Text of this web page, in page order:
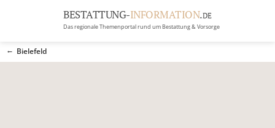
BESTATTUNG-INFORMATION.DE
Das regionale Themenportal rund um Bestattung & Vorsorge
BRANCHEN
Bielefeld